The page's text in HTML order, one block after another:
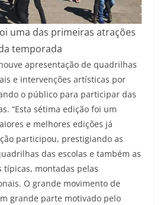
uma das primeiras atrações
temporada
apresentação de quadrilhas
e intervenções artísticas por
o público para participar das
“Esta sétima edição foi um
e melhores edições já
participou, prestigiando as
das escolas e também as
típicas, montadas pelas
O grande movimento de
grande parte motivado pelo